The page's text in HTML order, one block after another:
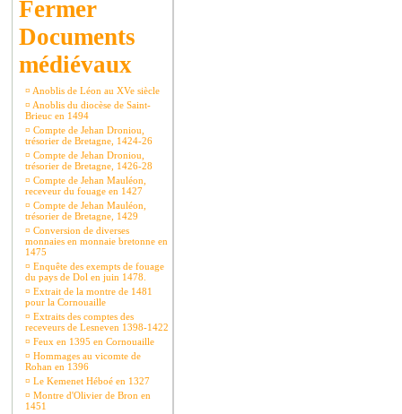
Documents
médiévaux
¤ Anoblis de Léon au XVe siècle
¤ Anoblis du diocèse de Saint-
Brieuc en 1494
¤ Compte de Jehan Droniou,
trésorier de Bretagne, 1424-26
¤ Compte de Jehan Droniou,
trésorier de Bretagne, 1426-28
¤ Compte de Jehan Mauléon,
receveur du fouage en 1427
¤ Compte de Jehan Mauléon,
trésorier de Bretagne, 1429
¤ Conversion de diverses
monnaies en monnaie bretonne en
1475
¤ Enquête des exempts de fouage
du pays de Dol en juin 1478.
¤ Extrait de la montre de 1481
pour la Cornouaille
¤ Extraits des comptes des
receveurs de Lesneven 1398-1422
¤ Feux en 1395 en Cornouaille
¤ Hommages au vicomte de
Rohan en 1396
¤ Le Kemenet Héboé en 1327
¤ Montre d'Olivier de Bron en
1451